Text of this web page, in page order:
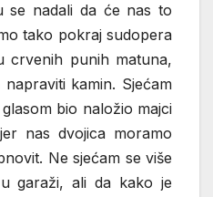
se nadali da će nas to
tako pokraj sudopera
crvenih punih matuna,
kamin. Sjećam
bio naložio majci
nas dvojica moramo
Ne sjećam se više
garaži, ali da kako je